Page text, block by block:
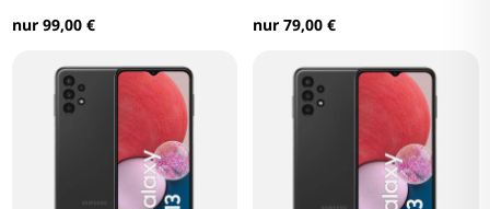
nur 99,00 € nur 79,00 €